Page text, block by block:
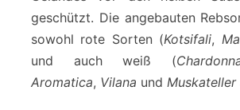
geschützt. Die angebauten
sowohl rote Sorten (Kotsifali,
und auch weiß (
Aromatica, Vilana und Muskateller